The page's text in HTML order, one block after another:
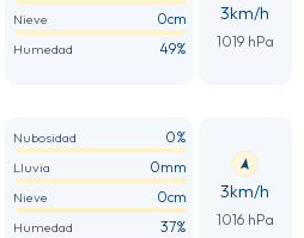
Nieve 0cm
Humedad 49%
3km/h
1019 hPa
Nubosidad 0%
Lluvia 0mm
Nieve 0cm
Humedad 37%
3km/h
1016 hPa